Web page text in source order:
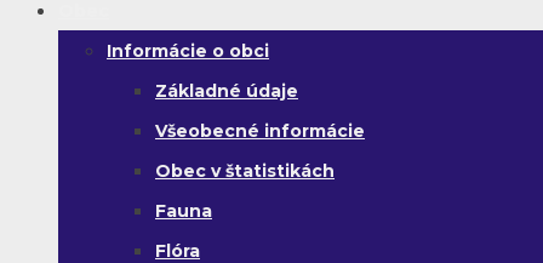
Informácie o obci
Základné údaje
Všeobecné informácie
Obec v štatistikách
Fauna
Flóra